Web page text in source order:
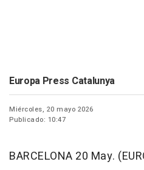
Europa Press Catalunya
Miércoles, 20 mayo 2026
Publicado: 10:47
BARCELONA 20 May.